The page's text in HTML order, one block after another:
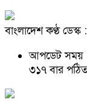
বাংলাদেশ কণ্ঠ ডেস্ক :
আপডেট সময় :
৩১৭ বার